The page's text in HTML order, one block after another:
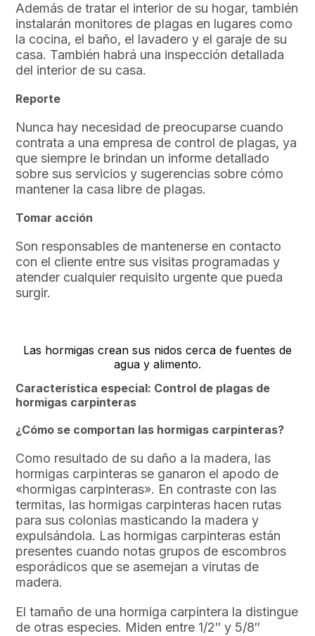
Además de tratar el interior de su hogar, también
instalarán monitores de plagas en lugares como
la cocina, el baño, el lavadero y el garaje de su
casa. También habrá una inspección detallada
del interior de su casa.
Reporte
Nunca hay necesidad de preocuparse cuando
contrata a una empresa de control de plagas, ya
que siempre le brindan un informe detallado
sobre sus servicios y sugerencias sobre cómo
mantener la casa libre de plagas.
Tomar acción
Son responsables de mantenerse en contacto
con el cliente entre sus visitas programadas y
atender cualquier requisito urgente que pueda
surgir.
Las hormigas crean sus nidos cerca de fuentes de
agua y alimento.
Característica especial: Control de plagas de
hormigas carpinteras
¿Cómo se comportan las hormigas carpinteras?
Como resultado de su daño a la madera, las
hormigas carpinteras se ganaron el apodo de
«hormigas carpinteras». En contraste con las
termitas, las hormigas carpinteras hacen rutas
para sus colonias masticando la madera y
expulsándola. Las hormigas carpinteras están
presentes cuando notas grupos de escombros
esporádicos que se asemejan a virutas de
madera.
El tamaño de una hormiga carpintera la distingue
de otras especies. Miden entre 1/2″ y 5/8″